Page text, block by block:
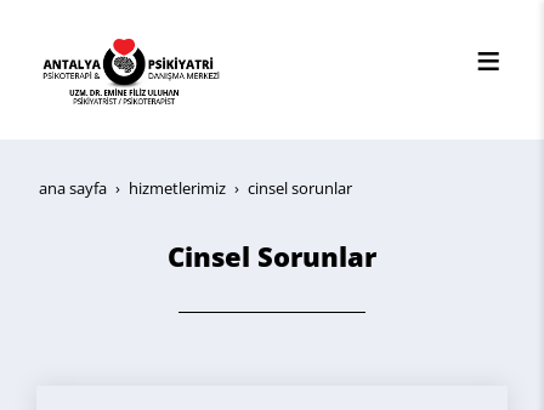
ana sayfa hi̇zmetleri̇mi̇z cinsel sorunlar
Cinsel Sorunlar